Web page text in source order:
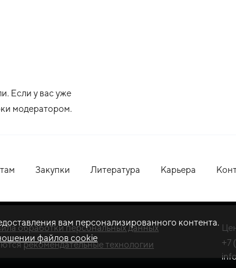
Если у вас уже
модератором.
Закупки Литература Карьера
обработки персональных данных
рекомендательные технологии
+7
вам персонализированного контента.
файлов cookie